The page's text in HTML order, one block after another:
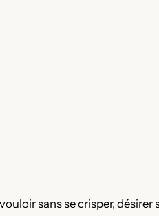
sans se crisper,